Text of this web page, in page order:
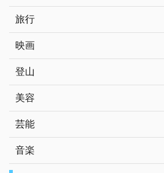
旅行
映画
登山
美容
芸能
音楽